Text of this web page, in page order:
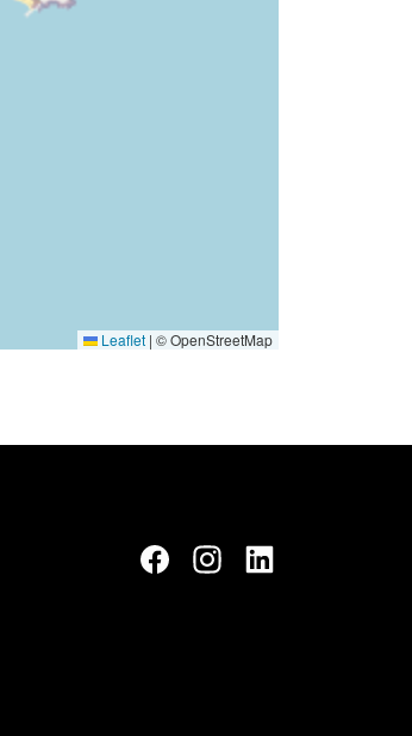
Leaflet | © OpenStreetMap